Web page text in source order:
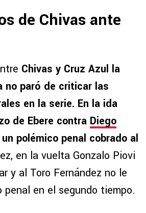
de Chivas ante
Chivas y Cruz Azul la
no paró de criticar las
en la serie. En la ida
de Ebere contra Diego
polémico penal cobrado al
en la vuelta Gonzalo Piovi
y al Toro Fernández no le
penal en el segundo tiempo.